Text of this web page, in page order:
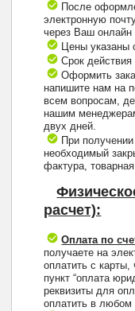
После
электронную
через Ваш онлайн
Цены указаны
Срок действия
Оформить
напишите нам на
всем вопросам,
нашим
двух дней.
При
необходимый
фактура,
расчет):
Оплата по
получаете на
оплатить с
пункт “оплата
реквизиты для
оплатить в любом